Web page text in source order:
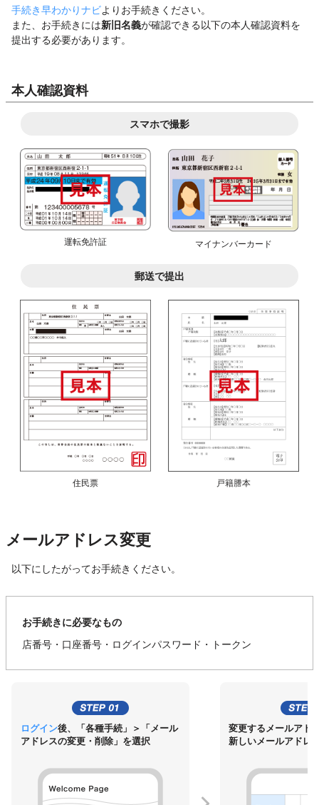
手続き早わかりナビよりお手続きください。
また、お手続きには新旧名義が確認できる以下の本人確認資料を
提出する必要があります。
本人確認資料
スマホで撮影
運転免許証 マイナンバーカード
郵送で提出
住民票 戸籍謄本
メールアドレス変更
以下にしたがってお手続きください。
お手続きに必要なもの
店番号・口座番号・ログインパスワード・トークン
ログイン後、「各種手続」＞「メール
アドレスの変更・削除」を選択
変更するメールアド
新しいメールアドレ